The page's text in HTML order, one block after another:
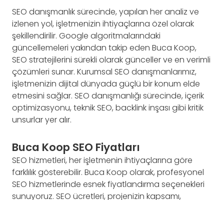
SEO danışmanlık sürecinde, yapılan her analiz ve
izlenen yol, işletmenizin ihtiyaçlarına özel olarak
şekillendirilir. Google algoritmalarındaki
güncellemeleri yakından takip eden Buca Koop,
SEO stratejilerini sürekli olarak günceller ve en verimli
çözümleri sunar. Kurumsal SEO danışmanlarımız,
işletmenizin dijital dünyada güçlü bir konum elde
etmesini sağlar. SEO danışmanlığı sürecinde, içerik
optimizasyonu, teknik SEO, backlink inşası gibi kritik
unsurlar yer alır.
Buca Koop SEO Fiyatları
SEO hizmetleri, her işletmenin ihtiyaçlarına göre
farklılık gösterebilir. Buca Koop olarak, profesyonel
SEO hizmetlerinde esnek fiyatlandırma seçenekleri
sunuyoruz. SEO ücretleri, projenizin kapsamı,